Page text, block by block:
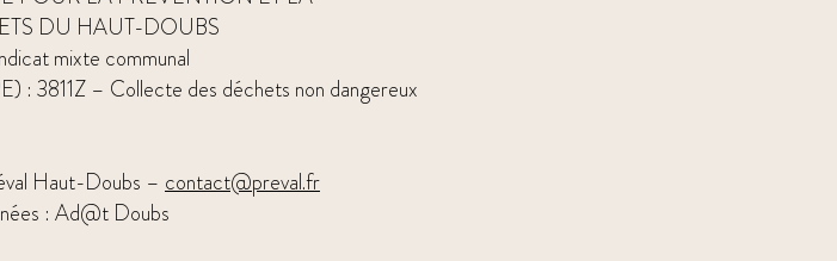
DU HAUT-DOUBS
mixte communal
: 3811Z – Collecte des déchets non dangereux
Haut-Doubs – contact@preval.fr
: Ad@t Doubs